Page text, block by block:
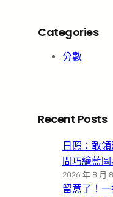
Categories
分數
Recent Posts
日照：敢
間巧繪藍
2026 年 8 月
留意了！